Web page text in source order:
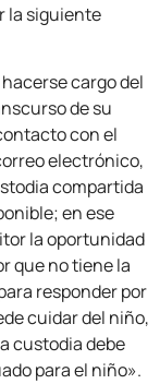
la siguiente
cargo del
de su
con el
electrónico,
compartida
en ese
la oportunidad
que no tiene la
responder por
cuidar del niño,
custodia debe
para el niño».